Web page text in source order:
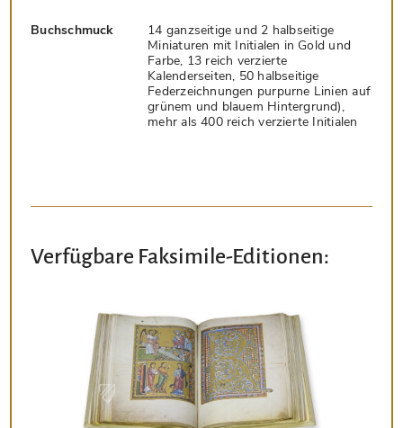
Buchschmuck
14 ganzseitige und 2 halbseitige
Miniaturen mit Initialen in Gold und
Farbe, 13 reich verzierte
Kalenderseiten, 50 halbseitige
Federzeichnungen purpurne Linien auf
grünem und blauem Hintergrund),
mehr als 400 reich verzierte Initialen
Verfügbare Faksimile-Editionen: